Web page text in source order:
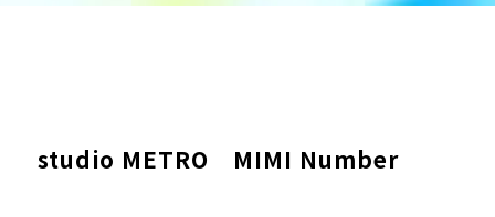
studio METRO MIMI Number